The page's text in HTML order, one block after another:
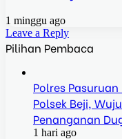
1 minggu ago
Leave a Reply
Pilihan Pembaca
Polres
Polsek Beji,
Penanganan
1 hari ago